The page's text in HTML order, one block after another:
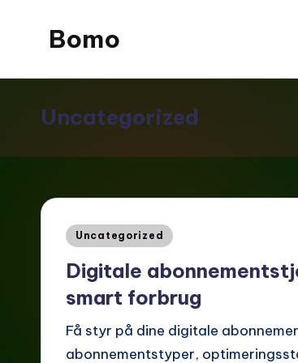
Bomo
Uncategorized
Posted
Uncategorized
Digitale
smart forbrug
Få styr på dine digitale
abonnementstyper,